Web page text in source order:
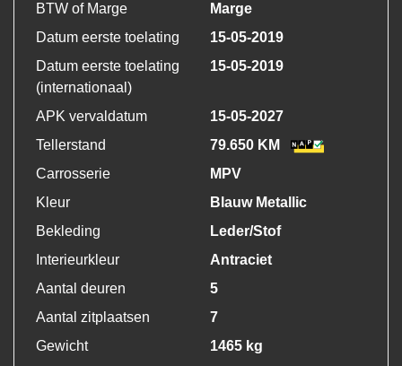
BTW of Marge
Marge
Datum eerste toelating
15-05-2019
Datum eerste toelating
(internationaal)
15-05-2019
APK vervaldatum
15-05-2027
Tellerstand
79.650 KM
Carrosserie
MPV
Kleur
Blauw Metallic
Bekleding
Leder/Stof
Interieurkleur
Antraciet
Aantal deuren
5
Aantal zitplaatsen
7
Gewicht
1465 kg